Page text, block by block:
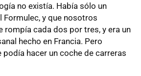
no existía. Había sólo un
Formulec, y que nosotros
rompía cada dos por tres, y era un
hecho en Francia. Pero
hacer un coche de carreras